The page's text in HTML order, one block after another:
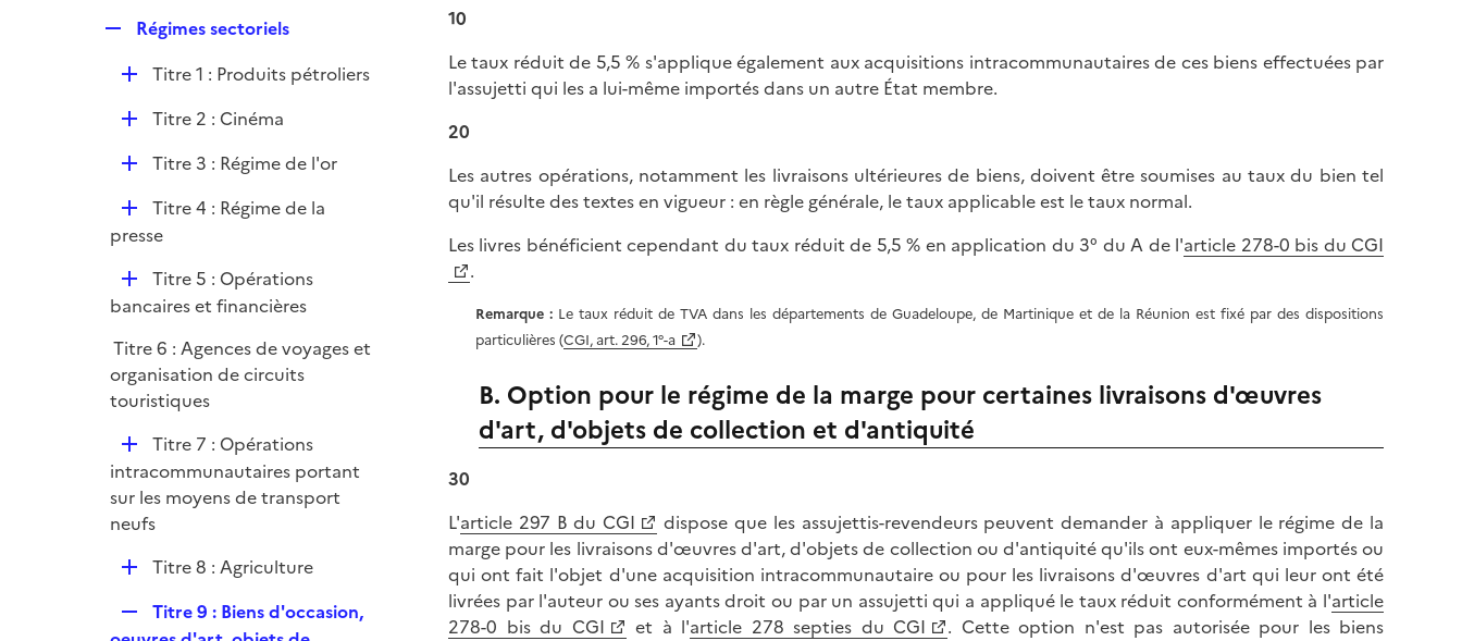
l
i
e
p
l
i
e
Régimes sectoriels
D
r
Titre 1 : Produits pétroliers
D
e
Titre 2 : Cinéma
D
l
r
Titre 3 : Régime de l'or
D
é
i
r
Titre 4 : Régime de la
presse
D
é
l
i
e
Titre 5 : Opérations
bancaires et financières
Titre 6 : Agences de voyages et
organisation de circuits
touristiques
D
é
p
l
Titre 7 : Opérations
intracommunautaires portant
sur les moyens de transport
neufs
DTitre 8 : Agriculture
Titre 9 : Biens d'occasion,
10
Le taux réduit de 5,5 % s'applique également aux acquisitions intracommunautaires de ces biens effectuées par
l'assujetti qui les a lui-même importés dans un autre État membre.
20
Les autres opérations, notamment les livraisons ultérieures de biens, doivent être soumises au taux du bien tel
qu'il résulte des textes en vigueur : en règle générale, le taux applicable est le taux normal.
Les livres bénéficient cependant du taux réduit de 5,5 % en application du 3° du A de l'article 278-0 bis du CGI
.
Remarque :Le taux réduit de TVA dans les départements de Guadeloupe, de Martinique et de la Réunion est fixé par des dispositions
particulières (CGI, art. 296, 1°-a ).
B. Option pour le régime de la marge pour certaines livraisons d'œuvres
d'art, d'objets de collection et d'antiquité
30
L'article 297 B du CGI
dispose que les assujettis-revendeurs peuvent demander à appliquer le régime de la
marge pour les livraisons d'œuvres d'art, d'objets de collection ou d'antiquité qu'ils ont eux-mêmes importés ou
qui ont fait l'objet d'une acquisition intracommunautaire ou pour les livraisons d'œuvres d'art qui leur ont été
livrées par l'auteur ou ses ayants droit ou par un assujetti qui a appliqué le taux réduit conformément à l'article
278-0 bis du CGI
et à l'article 278 septies du CGI
. Cette option n'est pas autorisée pour les biens